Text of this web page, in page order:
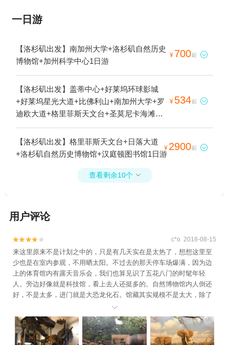
一日游
【洛杉矶出发】南加州大学+洛杉矶自然历史
博物馆+加州科学中心1日游
¥ 700起 
【洛杉矶出发】盖蒂中心+好莱坞环球影城
+好莱坞星光大道+比佛利山+南加州大学+罗
迪欧大道+格里菲斯天文台+圣莫尼卡海滩
+小东京+威尼斯海滩+日落大道+洛杉矶县艺
术博物馆+洛杉矶自然历史博物馆+好莱坞标
志+好莱坞华纳兄弟影城之旅+加州迪士尼乐
公园+天使铁路+唐人街1日游
¥ 534起 
【洛杉矶出发】格里菲斯天文台+日落大道
+洛杉矶自然历史博物馆+汉庭顿图书馆1日游
¥ 2900起 
查看剩余10个 
用户评论

 c*o 2018-08-15
来这里原来不是计划之中的，只是有几天实在是太热了，想想这里至
少也是在室内参观，不用晒太阳。不过去的那天停车场爆满，因为边
上的体育馆内有露天音乐会，我们也算见识了五花八门的时髦年轻
人。旁边好像就是科技馆，看上去人还挺多的。自然博物馆内人倒还
好，不是太多，进门就是大恐龙化石。馆藏其实规模不是太大，除了
化石还有珠宝，竟然还有些中国古代的文物呢，想必当初也是美国鬼
子掠夺来的。下午大概五六点就要关门了，就当在此消磨一点时间
吧。
